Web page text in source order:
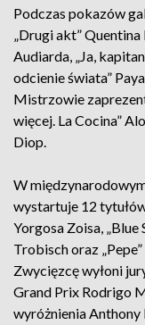
Podczas pokazów
„Drugi akt” Quentina
Audiarda, „Ja,
odcienie świata”
Mistrzowie
więcej. La Cocina”
Diop.
W
wystartuje 12
Yorgosa Zoisa, „Blue
Trobisch oraz
Zwycięzcę wyłoni
Grand Prix Rodrigo
wyróżnienia Anthony